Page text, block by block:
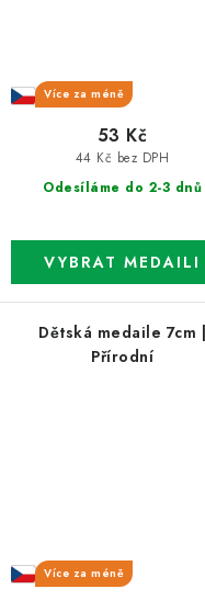
Více za méně
Odesíláme do 2-3 dnů
44 Kč bez DPH
53 Kč
Dětská medaile 7cm |
Přírodní
Více za méně